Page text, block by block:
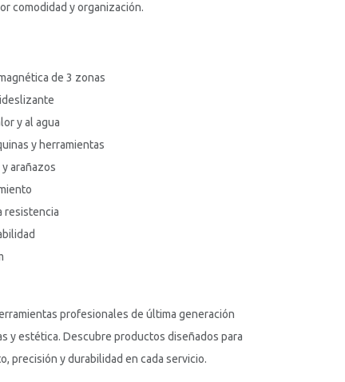
comodidad y organización.
de 3 zonas
y al agua
y herramientas
arañazos
resistencia
profesionales de última generación
y estética. Descubre productos diseñados para
precisión y durabilidad en cada servicio.